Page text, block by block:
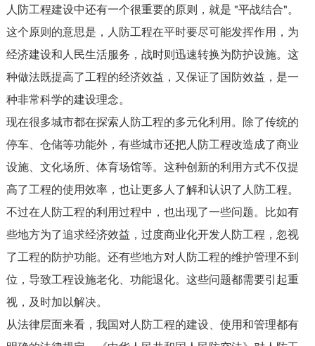
人防工程建设中还有一个很重要的原则，就是 "平战结合"。
这个原则的意思是，人防工程在平时要尽可能发挥作用，为
经济建设和人民生活服务，战时则迅速转换为防护设施。这
种做法既提高了工程的经济效益，又保证了国防效益，是一
种非常科学的建设理念。
现在很多城市都在探索人防工程的多元化利用。除了传统的
停车、仓储等功能外，有些城市还把人防工程改造成了商业
设施、文化场所、体育场馆等。这种创新的利用方式不仅提
高了工程的使用效率，也让更多人了解和认识了人防工程。
不过在人防工程的利用过程中，也出现了一些问题。比如有
些地方为了追求经济效益，过度商业化开发人防工程，忽视
了工程的防护功能。还有些地方对人防工程的维护管理不到
位，导致工程设施老化、功能退化。这些问题都需要引起重
视，及时加以解决。
从法律层面来看，我国对人防工程的建设、使用和管理都有